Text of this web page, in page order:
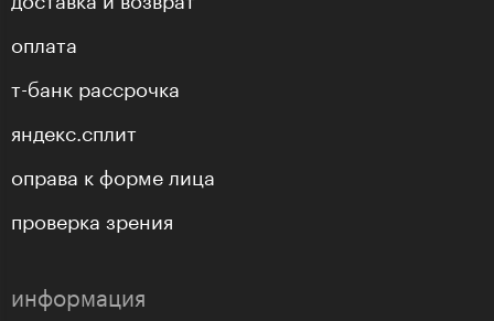
оплата
т-банк рассрочка
яндекс.сплит
оправа к форме лица
проверка зрения
информация